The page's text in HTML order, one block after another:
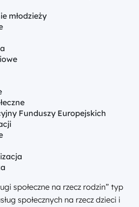
młodzieży
Funduszy Europejskich
społeczne na rzecz rodzin” typ
społecznych na rzecz dzieci i